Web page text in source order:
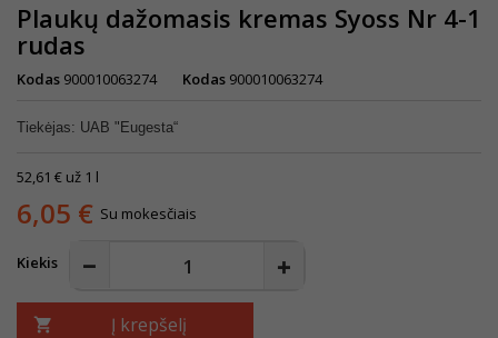
Plaukų dažomasis kremas Syoss Nr 4-1
rudas
Kodas 900010063274 Kodas 900010063274
Tiekėjas: UAB "Eugesta“
52,61 € už 1 l
6,05 € Su mokesčiais
Kiekis
 Į krepšelį